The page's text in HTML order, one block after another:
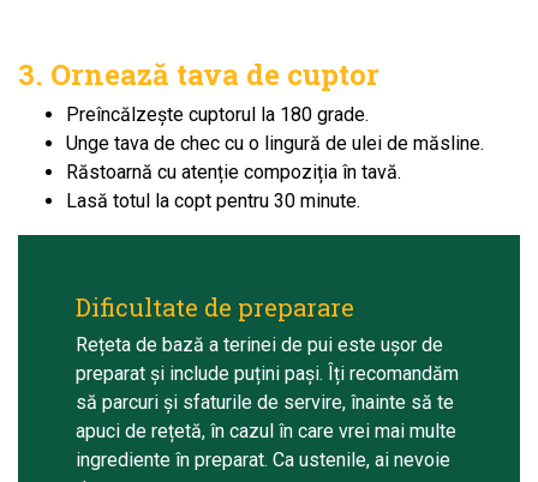
3. Ornează tava de cuptor
Preîncălzește cuptorul la 180 grade.
Unge tava de chec cu o lingură de ulei de măsline.
Răstoarnă cu atenție compoziția în tavă.
Lasă totul la copt pentru 30 minute.
Dificultate de preparare
Rețeta de bază a terinei de pui este ușor de
preparat și include puțini pași. Îți recomandăm
să parcuri și sfaturile de servire, înainte să te
apuci de rețetă, în cazul în care vrei mai multe
ingrediente în preparat. Ca ustenile, ai nevoie